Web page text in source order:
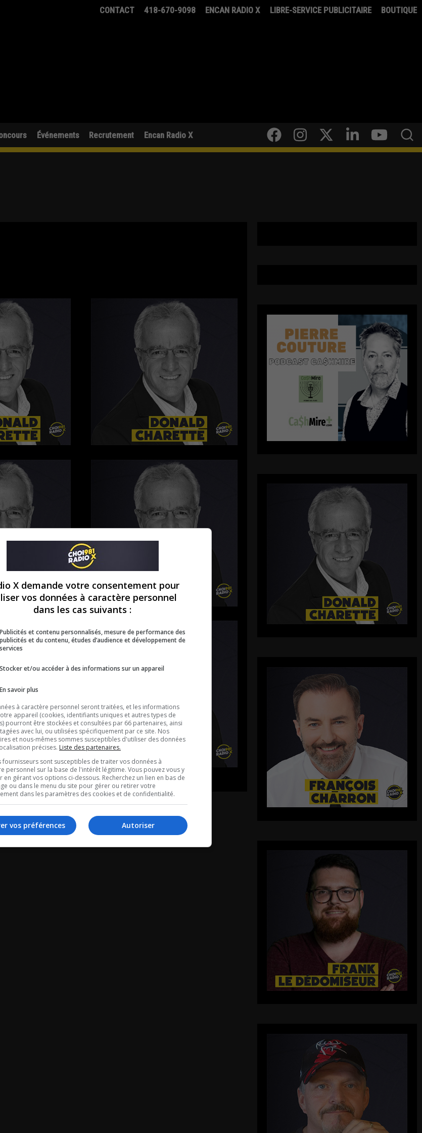
CONTACT 418-670-9098 ENCAN RADIO X LIBRE-SERVICE PUBLICITAIRE BOUTIQUE
Événements Recrutement Encan Radio X
X demande votre consentement pour
vos données à caractère personnel
dans les cas suivants :
Publicités et contenu personnalisés, mesure de performance des
publicités et du contenu, études d’audience et développement de
services
Stocker et/ou accéder à des informations sur un appareil
En savoir plus
à caractère personnel seront traitées, et les informations
appareil (cookies, identifiants uniques et autres types de
pourront être stockées et consultées par 66 partenaires, ainsi
avec lui, ou utilisées spécifiquement par ce site. Nos
et nous-mêmes sommes susceptibles d'utiliser des données
précises. Liste des partenaires.
fournisseurs sont susceptibles de traiter vos données à
personnel sur la base de l'intérêt légitime. Vous pouvez vous y
en gérant vos options ci-dessous. Recherchez un lien en bas de
ou dans le menu du site pour gérer ou retirer votre
dans les paramètres des cookies et de confidentialité.
Autoriser
vos préférences